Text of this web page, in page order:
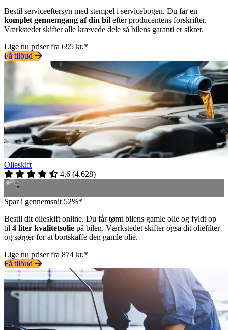
Bestil serviceeftersyn med stempel i servicebogen. Du får en
komplet gennemgang af din bil efter producentens forskrifter.
Værkstedet skifter alle krævede dele så bilens garanti er sikret.
Lige nu priser fra 695 kr.*
Få tilbud
Olieskift
4.6 (4.628)
Spar i gennemsnit 52%*
Bestil dit olieskift online. Du får tømt bilens gamle olie og fyldt op
til 4 liter kvalitetsolie på bilen. Værkstedet skifter også dit oliefilter
og sørger for at bortskaffe den gamle olie.
Lige nu priser fra 874 kr.*
Få tilbud